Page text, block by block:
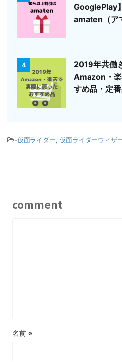
GooglePlay
amaten（ア
4
2019年共働
Amazon・
すめ品・定
-仮面ライダー, 仮面ライダーウィザ
comment
名前 ※